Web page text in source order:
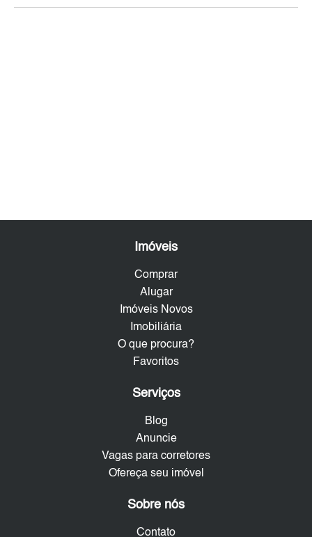
Imóveis
Comprar
Alugar
Imóveis Novos
Imobiliária
O que procura?
Favoritos
Serviços
Blog
Anuncie
Vagas para corretores
Ofereça seu imóvel
Sobre nós
Contato